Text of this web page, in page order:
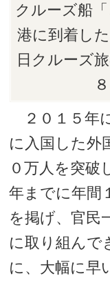
クルーズ船
港に到着し
日クルーズ
２０１５年
に入国した外
０万人を突破
年までに年間
を掲げ、官民
に取り組んで
に、大幅に早